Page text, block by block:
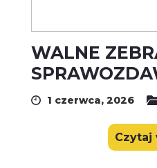
WALNE
1 czerwca, 2026
Czytaj